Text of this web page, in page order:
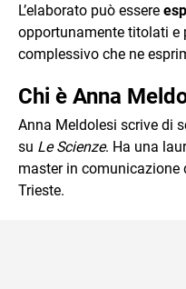
L’elaborato può essere
opportunamente titolati e
complessivo che ne
Chi è Anna
Anna Meldolesi scrive di
su Le Scienze. Ha una
master in comunicazione
Trieste.